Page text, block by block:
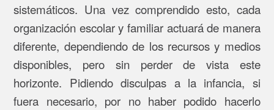
sistemáticos. Una vez comprendido esto, cada
organización escolar y familiar actuará de manera
diferente, dependiendo de los recursos y medios
disponibles, pero sin perder de vista este
horizonte. Pidiendo disculpas a la infancia, si
fuera necesario, por no haber podido hacerlo